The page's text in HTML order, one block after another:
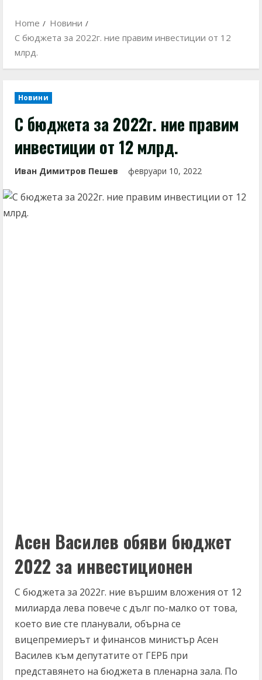
Home
Новини
С бюджета за 2022г. ние правим инвестиции от 12
млрд.
Новини
С бюджета за 2022г. ние правим
инвестиции от 12 млрд.
Иван Димитров Пешев февруари 10, 2022
Асен Василев обяви бюджет
2022 за инвестиционен
С бюджета за 2022г. ние вършим вложения от 12
милиарда лева повече с дълг по-малко от това,
което вие сте планували, обърна се
вицепремиерът и финансов министър Асен
Василев към депутатите от ГЕРБ при
представянето на бюджета в пленарна зала. По